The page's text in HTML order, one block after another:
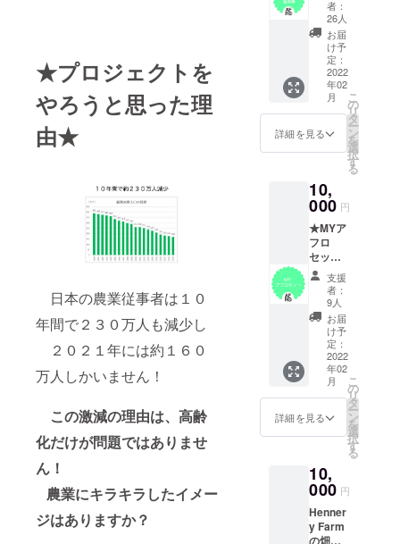
★プロジェクトを
やろうと思った理
由★
日本の農業従事者は１０
年間で２３０万人も減少し
２０２１年には約１６０
万人しかいません！
この激減の理由は、高齢
化だけが問題ではありませ
ん！
農業にキラキラしたイメー
ジはありますか？
合せに
て 体
験：所
要時間
1〜３時
間程度
※詳細は
後日打
て ：
セット
内容 / 宿
験チ
ケット
（1名
分）・
アフロ
写真集2
冊・お
礼のお
手紙・
アフ
ロス
テッ
カー
円分の
セット
です。
：
セット
内容 /
3,000円
相当の
アフロ
写真集2
手紙・
アフロ
ステッ
カー
（計
3,000
円）※こ
の商品
券は店
頭のみ
での利
用とな
りま
内容 / 商
品券・
アフロ
写真集2
冊・お
礼のお
手紙・
アフロ
ステッ
カー
トラン
でのラ
ンチ１
名様分
旬の
食材を
使った
コース
料理に
なりま
す。※メ
はお選
び頂け
ませ
ん。
住所：
千葉県
銚子市
猿田町
９５８
※来店
時には
ご予約
をお願
いしま
す。
：
セット
内容 / 食
名）・
アフロ
写真集2
冊・お
礼のお
者：
26人
お届
け予
定：
2022
年02
月
詳細を見る
こ
の
リ
タ
ー
ン
を
選
択
す
る
10,
000 円
★MYア
フロ
セット
★
Henner
y Farm
の畑で
の正
装！自
分だけ
のアフ
ロで差
をつけ
ろ！オ
リジナ
ル巾着
：セッ
ト内容/
マイア
フロ＆
収納
支援
者：
9人
お届
け予
定：
2022
年02
月
詳細を見る
こ
の
リ
タ
ー
ン
を
選
択
す
る
10,
000 円
Henner
y Farm
の畑の